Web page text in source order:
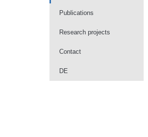
Publications
Research projects
Contact
DE